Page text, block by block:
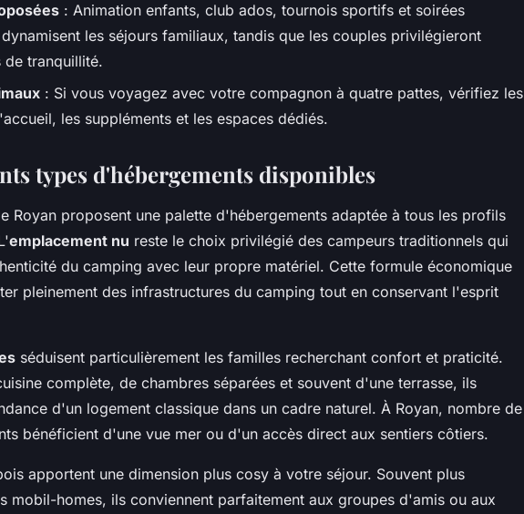
: Animation enfants, club ados, tournois sportifs et soirées
les séjours familiaux, tandis que les couples privilégieront
de tranquillité.
: Si vous voyagez avec votre compagnon à quatre pattes, vérifiez les
les suppléments et les espaces dédiés.
types d'hébergements disponibles
Royan proposent une palette d'hébergements adaptée à tous les profils
emplacement nu reste le choix privilégié des campeurs traditionnels qui
du camping avec leur propre matériel. Cette formule économique
pleinement des infrastructures du camping tout en conservant l'esprit
séduisent particulièrement les familles recherchant confort et praticité.
complète, de chambres séparées et souvent d'une terrasse, ils
d'un logement classique dans un cadre naturel. À Royan, nombre de
bénéficient d'une vue mer ou d'un accès direct aux sentiers côtiers.
apportent une dimension plus cosy à votre séjour. Souvent plus
mobil-homes, ils conviennent parfaitement aux groupes d'amis ou aux